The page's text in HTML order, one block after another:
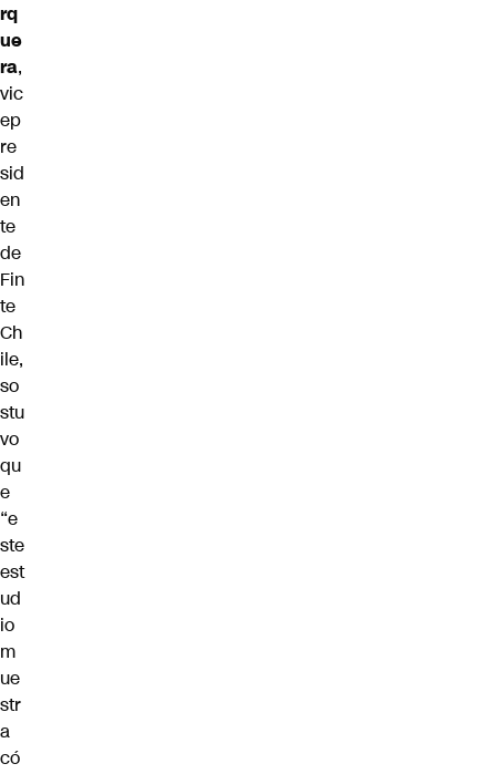
rq
ue
ra,
vic
ep
re
sid
en
te
de
Fin
te
Ch
ile,
so
stu
vo
qu
e
“e
ste
est
ud
io
m
ue
str
a
có